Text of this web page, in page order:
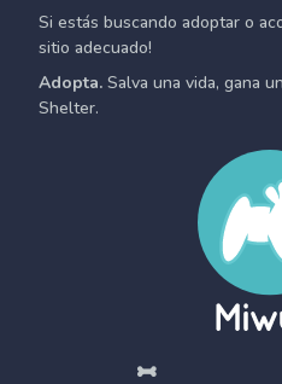
Si estás buscando adoptar o
sitio adecuado!
Adopta. Salva una vida, gana
Shelter.